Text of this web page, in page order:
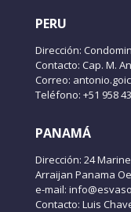
PERU
Dirección:
Contacto: Cap. M.
Correo:
Teléfono: +51 958
PANAMÁ
Dirección: 24
Arraijan Panama
e-mail:
Contacto: Luis